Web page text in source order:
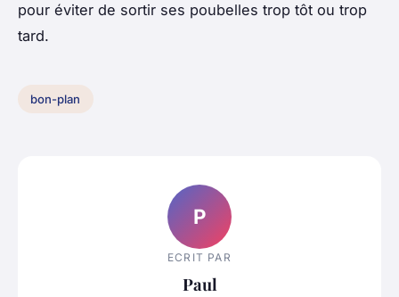
pour éviter de sortir ses poubelles trop tôt ou trop
tard.
bon-plan
P
ECRIT PAR
Paul